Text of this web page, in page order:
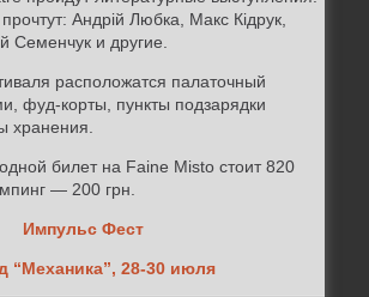
Андрій Любка, Макс Кідрук,
Семенчук и другие.
расположатся палаточный
фуд-корты, пункты подзарядки
хранения.
билет на Faine Misto стоит 820
— 200 грн.
Импульс Фест
“Механика”, 28-30 июля